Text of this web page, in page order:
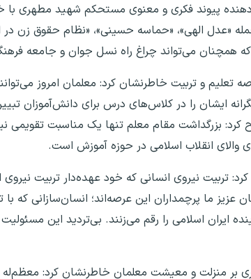
پیوند فکری و معنوی مستحکم شهید مطهری
«عدل الهی»، «حماسه حسینی»، «نظام حقوق زن در
همچنان می‌تواند چراغ راه نسل جوان و جامعه
و تربیت خاطرنشان کرد: معلمان امروز
ایشان را در کلاس‌های درس برای دانش‌آموزان
بزرگداشت مقام معلم تنها یک مناسبت تقویمی
والای انقلاب اسلامی در حوزه آموزش است.
تربیت نیروی انسانی که خود عهده‌دار تربیت
ما پرچمداران این عرصه‌اند؛ انسان‌سازانی که با
ایران اسلامی را رقم می‌زنند. بی‌تردید این مسئولیت
بر منزلت و معیشت معلمان خاطرنشان کرد: